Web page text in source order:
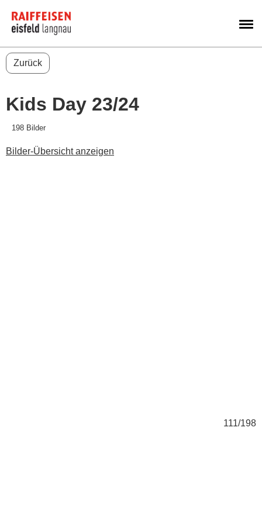
Zurück
Kids Day 23/24
198 Bilder
Bilder-Übersicht anzeigen
111/198